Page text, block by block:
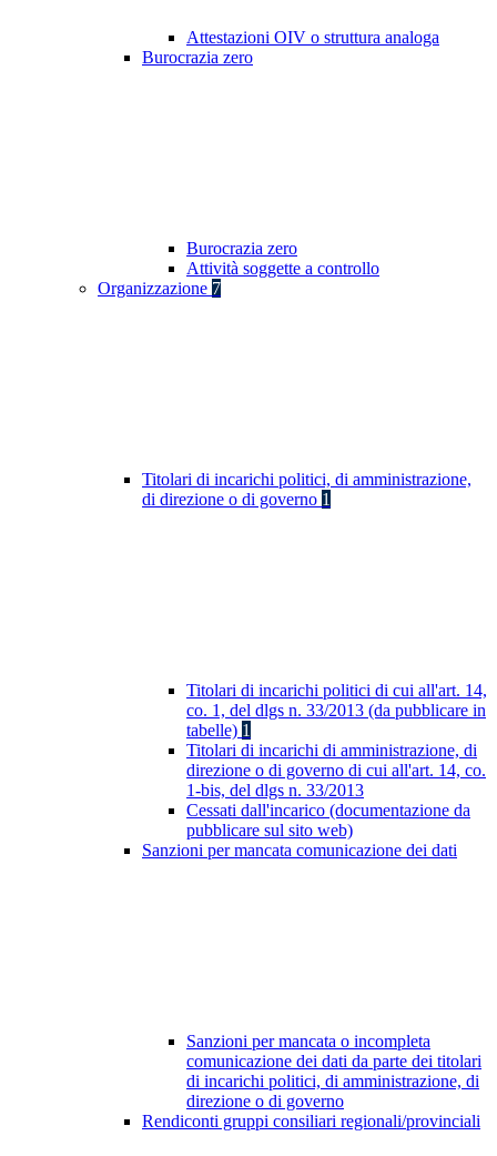
Attestazioni OIV o struttura analoga
Burocrazia zero
Burocrazia zero
Attività soggette a controllo
Organizzazione 7
Titolari di incarichi politici, di amministrazione,
di direzione o di governo 1
Titolari di incarichi politici di cui all'art. 14,
co. 1, del dlgs n. 33/2013 (da pubblicare in
tabelle) 1
Titolari di incarichi di amministrazione, di
direzione o di governo di cui all'art. 14, co.
1-bis, del dlgs n. 33/2013
Cessati dall'incarico (documentazione da
pubblicare sul sito web)
Sanzioni per mancata comunicazione dei dati
Sanzioni per mancata o incompleta
comunicazione dei dati da parte dei titolari
di incarichi politici, di amministrazione, di
direzione o di governo
Rendiconti gruppi consiliari regionali/provinciali